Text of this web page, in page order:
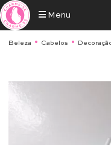
Menu
Beleza Cabelos